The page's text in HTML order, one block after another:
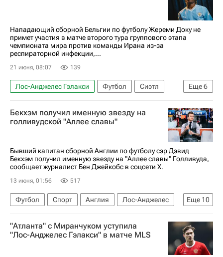
Нападающий сборной Бельгии по футболу Жереми Доку не
примет участия в матче второго тура группового этапа
чемпионата мира против команды Ирана из-за
респираторной инфекции,...
21 июня, 08:07 139
Еще6
Лос-Анджелес Гэлакси Футбол
Сиэтл
Руди Гарсия
ЧМ по футболу 2026
Жереми Доку
Манчестер Сити
Иран
Бекхэм получил именную звезду на
голливудской "Аллее славы"
Бывший капитан сборной Англии по футболу сэр Дэвид
Бекхэм получил именную звезду на "Аллее славы" Голливуда,
сообщает журналист Бен Джейкобс в соцсети Х.
13 июня, 01:56 517
Еще 10
Футбол Спорт Англия
Лос-Анджелес
Голливуд
Дэвид Бекхэм
Майкл Джордан
Том Круз
Реал Мадрид
"Атланта" с Миранчуком уступила
"Лос-Анджелес Гэлакси" в матче MLS